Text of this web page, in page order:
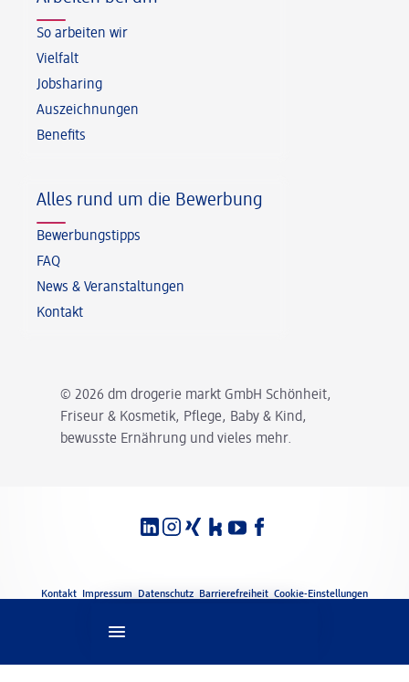
© 2026 dm drogerie markt GmbH Schönheit,
Friseur & Kosmetik, Pflege, Baby & Kind,
bewusste Ernährung und vieles mehr.
So arbeiten wir
Vielfalt
Jobsharing
Auszeichnungen
Benefits
Alles rund um die Bewerbung
Bewerbungstipps
FAQ
News & Veranstaltungen
Kontakt
Rechtliches
Kontakt Impressum Datenschutz Barrierefreiheit Cookie-Einstellungen